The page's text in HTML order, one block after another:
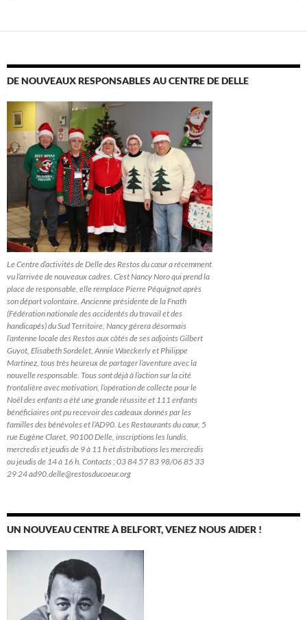
DE NOUVEAUX RESPONSABLES AU CENTRE DE DELLE
Le Centre d’activités de Delle des Restos du cœur a récemment
vu l’arrivée de nouveaux cadres. C’est Nancy Noro qui prend la
place de responsable, elle remplace Pierre Péquignot après
son départ volontaire. Ancienne présidente de la Fnath
(Fédération nationale des accidentés du travail et des
handicapés) du Sud Territoire, Nancy gérera désormais
l’antenne locale des Restos aux côtés de ses adjoints Gilbert
Guyot, Elisabeth Sordelet, Annie Waeckerly et Philippe
Martinez, tous très heureux de partager l’aventure avec la
nouvelle responsable. Tous sont déjà à l’action sur la cité
frontalière avec motivation, l’opération de collecte pour le
Noël des enfants a été une grande réussite et 111 enfants
bénéficiaires ont pu recevoir des cadeaux donnés par les
familles des bénévoles et l’AD90. Les Restaurants du cœur, 5
rue Eugène Claret, 90100 Delle, inscriptions les lundis,
mercredis et jeudis de 9 à 11 h et distributions les mercredis
ou jeudis de 14 à 16 h. Contacts : 03 84 57 83 98/06 85 33
29 24 ad90.delle@restosducoeur.org
UN NOUVEAU CENTRE À BELFORT, VENEZ NOUS AIDER !